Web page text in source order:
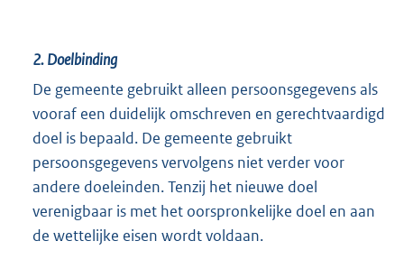
2.Doelbinding
De gemeente gebruikt alleen persoonsgegevens als
vooraf een duidelijk omschreven en gerechtvaardigd
doel is bepaald. De gemeente gebruikt
persoonsgegevens vervolgens niet verder voor
andere doeleinden. Tenzij het nieuwe doel
verenigbaar is met het oorspronkelijke doel en aan
de wettelijke eisen wordt voldaan.